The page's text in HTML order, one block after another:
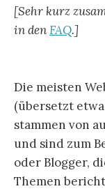
[Sehr kurz
in denFAQ.]
Die meisten
(übersetzt etwa
stammen von
und sind zum
oder Blogger,
Themen